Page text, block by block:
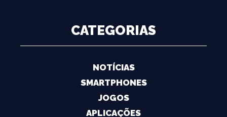
CATEGORIAS
NOTÍCIAS
SMARTPHONES
JOGOS
APLICAÇÕES